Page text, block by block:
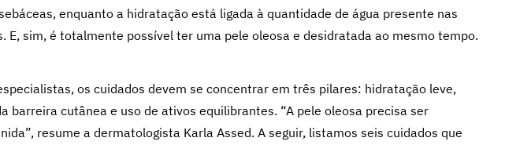
enquanto a hidratação está ligada à quantidade de água presente nas
E, sim, é totalmente possível ter uma pele oleosa e desidratada ao mesmo tempo.
os cuidados devem se concentrar em três pilares: hidratação leve,
barreira cutânea e uso de ativos equilibrantes. “A pele oleosa precisa ser
resume a dermatologista Karla Assed. A seguir, listamos seis cuidados que